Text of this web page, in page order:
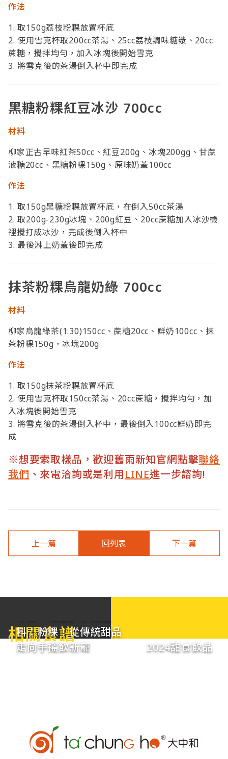
作法
1. 取150g荔枝粉粿放置杯底
2. 使用雪克杯取200cc茶湯、25cc荔枝調味糖漿、20cc
蔗糖，攪拌均勻，加入冰塊後開始雪克
3. 將雪克後的茶湯倒入杯中即完成
黑糖粉粿紅豆冰沙 700cc
材料
柳家正古早味紅茶50cc、紅豆200g、冰塊200gg、甘蔗
液糖20cc、黑糖粉粿150g、原味奶蓋100cc
作法
1. 取150g黑糖粉粿放置杯底，在倒入50cc茶湯
2. 取200g-230g冰塊、200g紅豆、20cc蔗糖加入冰沙機
裡攪打成冰沙，完成後倒入杯中
3. 最後淋上奶蓋後即完成
抹茶粉粿烏龍奶綠 700cc
材料
柳家烏龍綠茶(1:30)150cc、蔗糖20cc、鮮奶100cc、抹
茶粉粿150g，冰塊200g
作法
1. 取150g抹茶粉粿放置杯底
2. 使用雪克杯取150cc茶湯、20cc蔗糖，攪拌均勻，加
入冰塊後開始雪克
3. 將雪克後的茶湯倒入杯中，最後倒入100cc鮮奶即完
成
※想要索取樣品，歡迎舊雨新知官網點擊聯絡
我們 、來電洽詢或是利用LINE進一步諮詢!
上一篇 回列表 下一篇
相關食譜
料：粉粿！從傳統甜品
走向手搖飲新寵
2024甜食飲品